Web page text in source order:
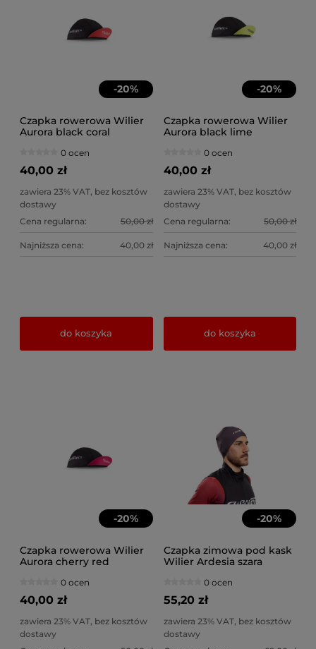
-20%
Czapka rowerowa Wilier
Aurora black coral
0 ocen
40,00 zł
zawiera 23% VAT, bez kosztów
dostawy
Cena regularna:
50,00 zł
Najniższa cena: 40,00 zł
do koszyka
-20%
Czapka rowerowa Wilier
Aurora black lime
0 ocen
40,00 zł
zawiera 23% VAT, bez kosztów
dostawy
Cena regularna:
50,00 zł
Najniższa cena: 40,00 zł
do koszyka
-20%
Czapka rowerowa Wilier
Aurora cherry red
0 ocen
40,00 zł
zawiera 23% VAT, bez kosztów
dostawy
-20%
Czapka zimowa pod kask
Wilier Ardesia szara
0 ocen
55,20 zł
zawiera 23% VAT, bez kosztów
dostawy